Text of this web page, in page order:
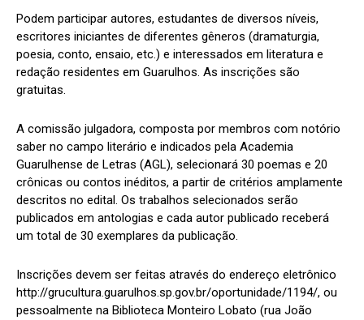
Podem participar autores, estudantes de diversos níveis,
escritores iniciantes de diferentes gêneros (dramaturgia,
poesia, conto, ensaio, etc.) e interessados em literatura e
redação residentes em Guarulhos. As inscrições são
gratuitas.
A comissão julgadora, composta por membros com notório
saber no campo literário e indicados pela Academia
Guarulhense de Letras (AGL), selecionará 30 poemas e 20
crônicas ou contos inéditos, a partir de critérios amplamente
descritos no edital. Os trabalhos selecionados serão
publicados em antologias e cada autor publicado receberá
um total de 30 exemplares da publicação.
Inscrições devem ser feitas através do endereço eletrônico
http://grucultura.guarulhos.sp.gov.br/oportunidade/1194/, ou
pessoalmente na Biblioteca Monteiro Lobato (rua João